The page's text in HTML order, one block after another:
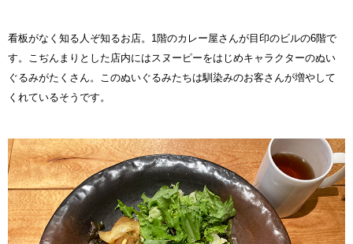
看板がなく知る人ぞ知るお店。1階のカレー屋さんが目印のビルの6階で
す。こぢんまりとした店内にはスヌーピーをはじめキャラクターのぬい
ぐるみがたくさん。このぬいぐるみたちは馴染みのお客さんが増やして
くれているそうです。